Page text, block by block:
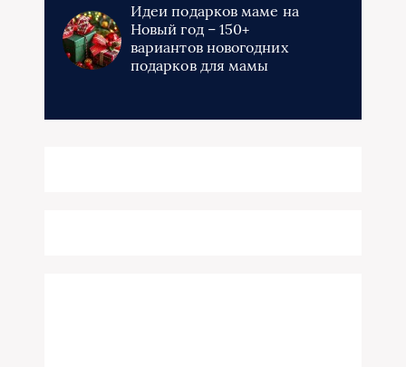
Идеи подарков маме на
Новый год – 150+
вариантов новогодних
подарков для мамы